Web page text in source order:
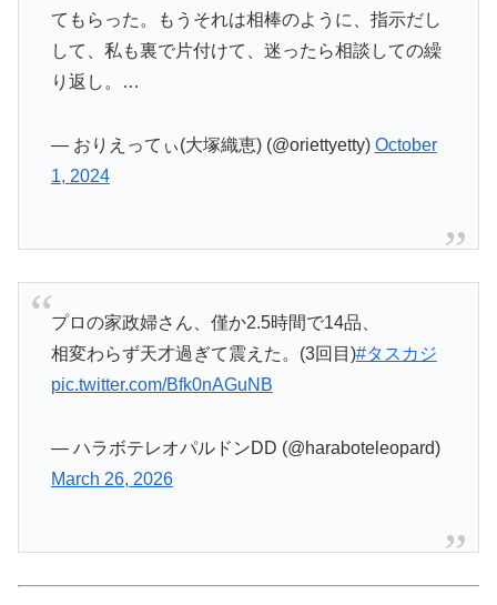
てもらった。もうそれは相棒のように、指示だし
して、私も裏で片付けて、迷ったら相談しての繰
り返し。…
— おりえってぃ(大塚織恵) (@oriettyetty) October
1, 2024
プロの家政婦さん、僅か2.5時間で14品、
相変わらず天才過ぎて震えた。(3回目)#タスカジ
pic.twitter.com/Bfk0nAGuNB
— ハラボテレオパルドンDD (@haraboteleopard)
March 26, 2026